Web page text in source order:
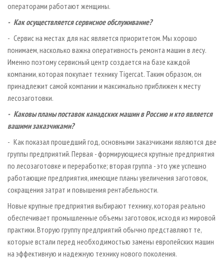
операторами работают женщины.
- Как осуществляется сервисное обслуживание?
- Сервис на местах для нас является приоритетом. Мы хорошо
понимаем, насколько важна оперативность ремонта машин в лесу.
Именно поэтому сервисный центр создается на базе каждой
компании, которая покупает технику Tigercat. Таким образом, он
принадлежит самой компании и максимально приближен к месту
лесозаготовки.
- Каковы планы поставок канадских машин в Россию и кто является
вашими заказчиками?
- Как показал прошедший год, основными заказчиками являются две
группы предприятий. Первая - формирующиеся крупные предприятия
по лесозаготовке и переработке; вторая группа - это уже успешно
работающие предприятия, имеющие планы увеличения заготовок,
сокращения затрат и повышения рентабельности.
Новые крупные предприятия выбирают технику, которая реально
обес­печивает промышленные объемы заготовок, исходя из мировой
практики. Вторую группу предприятий обычно представляют те,
которые встали перед необходимостью замены европейских машин
на эффективную и надежную технику нового поколения.